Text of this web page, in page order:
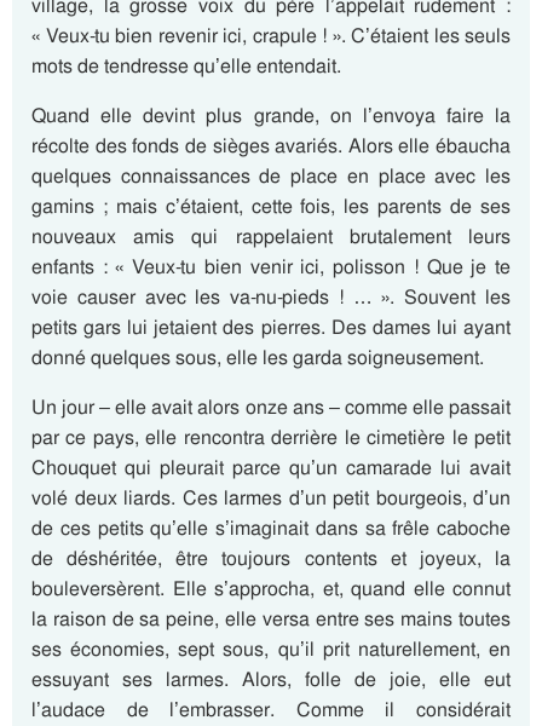
village, la grosse voix du père l’appelait rudement :
« Veux-tu bien revenir ici, crapule ! ». C’étaient les seuls
mots de tendresse qu’elle entendait.
Quand elle devint plus grande, on l’envoya faire la
récolte des fonds de sièges avariés. Alors elle ébaucha
quelques connaissances de place en place avec les
gamins ; mais c’étaient, cette fois, les parents de ses
nouveaux amis qui rappelaient brutalement leurs
enfants : « Veux-tu bien venir ici, polisson ! Que je te
voie causer avec les va-nu-pieds ! … ». Souvent les
petits gars lui jetaient des pierres. Des dames lui ayant
donné quelques sous, elle les garda soigneusement.
Un jour – elle avait alors onze ans – comme elle passait
par ce pays, elle rencontra derrière le cimetière le petit
Chouquet qui pleurait parce qu’un camarade lui avait
volé deux liards. Ces larmes d’un petit bourgeois, d’un
de ces petits qu’elle s’imaginait dans sa frêle caboche
de déshéritée, être toujours contents et joyeux, la
bouleversèrent. Elle s’approcha, et, quand elle connut
la raison de sa peine, elle versa entre ses mains toutes
ses économies, sept sous, qu’il prit naturellement, en
essuyant ses larmes. Alors, folle de joie, elle eut
l’audace de l’embrasser. Comme il considérait